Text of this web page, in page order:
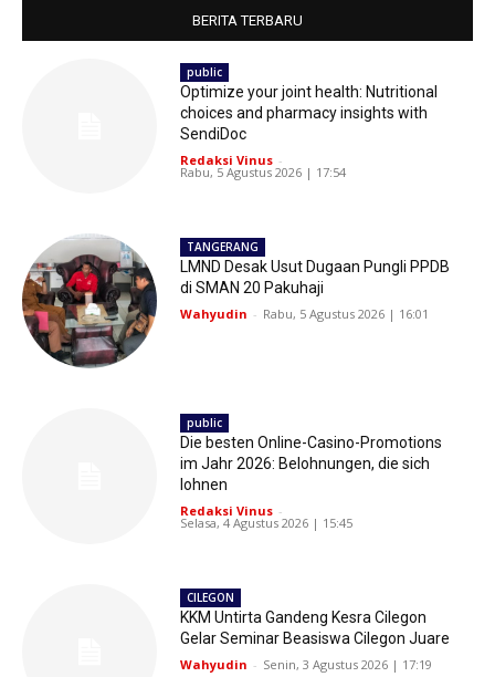
BERITA TERBARU
public
Optimize your joint health: Nutritional
choices and pharmacy insights with
SendiDoc
Redaksi Vinus -
Rabu, 5 Agustus 2026 | 17:54
TANGERANG
LMND Desak Usut Dugaan Pungli PPDB
di SMAN 20 Pakuhaji
Wahyudin - Rabu, 5 Agustus 2026 | 16:01
public
Die besten Online-Casino-Promotions
im Jahr 2026: Belohnungen, die sich
lohnen
Redaksi Vinus -
Selasa, 4 Agustus 2026 | 15:45
CILEGON
KKM Untirta Gandeng Kesra Cilegon
Gelar Seminar Beasiswa Cilegon Juare
Wahyudin - Senin, 3 Agustus 2026 | 17:19